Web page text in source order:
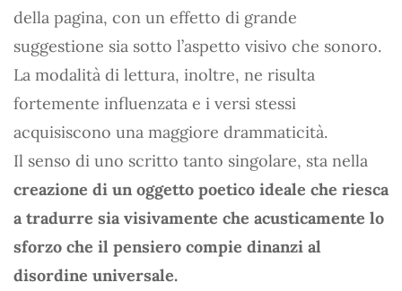
della pagina, con un effetto di grande
suggestione sia sotto l’aspetto visivo che sonoro.
La modalità di lettura, inoltre, ne risulta
fortemente influenzata e i versi stessi
acquisiscono una maggiore drammaticità.
Il senso di uno scritto tanto singolare, sta nella
creazione di un oggetto poetico ideale che riesca
a tradurre sia visivamente che acusticamente lo
sforzo che il pensiero compie dinanzi al
disordine universale.